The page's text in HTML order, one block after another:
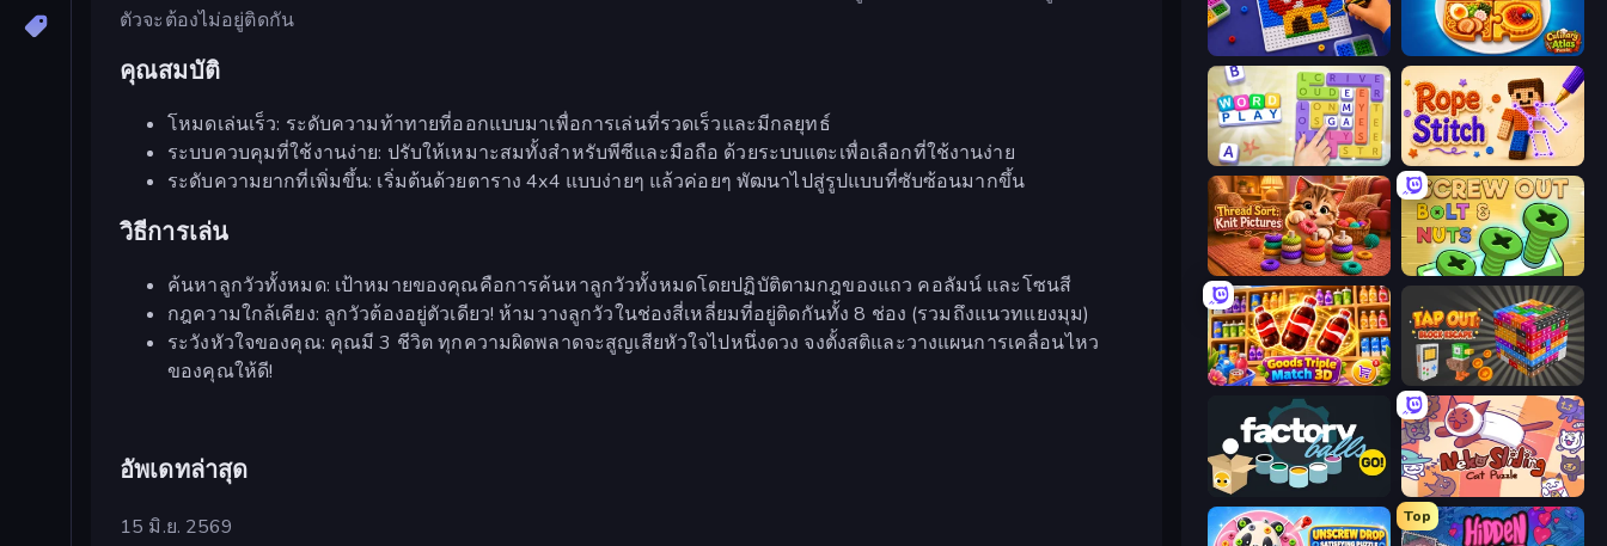
ตัวจะต้องไม่อยู่ติดกัน
คุณสมบัติ
โหมดเล่นเร็ว: ระดับความท้าทายที่ออกแบบมาเพื่อการเล่นที่รวดเร็วและมีกลยุทธ์
ระบบควบคุมที่ใช้งานง่าย: ปรับให้เหมาะสมทั้งสำหรับพีซีและมือถือ ด้วยระบบแตะเพื่อเลือกที่ใช้งานง่าย
ระดับความยากที่เพิ่มขึ้น: เริ่มต้นด้วยตาราง 4x4 แบบง่ายๆ แล้วค่อยๆ พัฒนาไปสู่รูปแบบที่ซับซ้อนมากขึ้น
วิธีการเล่น
ค้นหาลูกวัวทั้งหมด: เป้าหมายของคุณคือการค้นหาลูกวัวทั้งหมดโดยปฏิบัติตามกฎของแถว คอลัมน์ และโซนสี
กฎความใกล้เคียง: ลูกวัวต้องอยู่ตัวเดียว! ห้ามวางลูกวัวในช่องสี่เหลี่ยมที่อยู่ติดกันทั้ง 8 ช่อง (รวมถึงแนวทแยงมุม)
ระวังหัวใจของคุณ: คุณมี 3 ชีวิต ทุกความผิดพลาดจะสูญเสียหัวใจไปหนึ่งดวง จงตั้งสติและวางแผนการเคลื่อนไหว
ของคุณให้ดี!
อัพเดทล่าสุด
15 มิ.ย. 2569
Screw Sorting Culinary Atlas
Word Play Rope Stitch Puzzle
Thread Sort: Knit Pictures Screw Out: Bolts and Nuts
Goods Triple Match 3D Tap Out: Block Escape
Factory Balls Go! Neko Sliding: Cat Puzzle
Top